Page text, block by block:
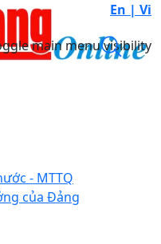
En | Vi
main menu visibility
- MTTQ
của Đảng